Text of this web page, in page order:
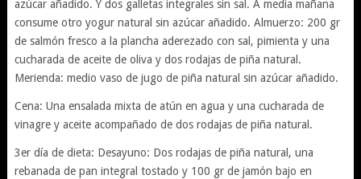
azúcar añadido. Y dos galletas integrales sin sal. A media mañana
consume otro yogur natural sin azúcar añadido. Almuerzo: 200 gr
de salmón fresco a la plancha aderezado con sal, pimienta y una
cucharada de aceite de oliva y dos rodajas de piña natural.
Merienda: medio vaso de jugo de piña natural sin azúcar añadido.
Cena: Una ensalada mixta de atún en agua y una cucharada de
vinagre y aceite acompañado de dos rodajas de piña natural.
3er día de dieta: Desayuno: Dos rodajas de piña natural, una
rebanada de pan integral tostado y 100 gr de jamón bajo en